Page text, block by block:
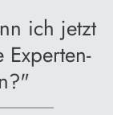
ich jetzt